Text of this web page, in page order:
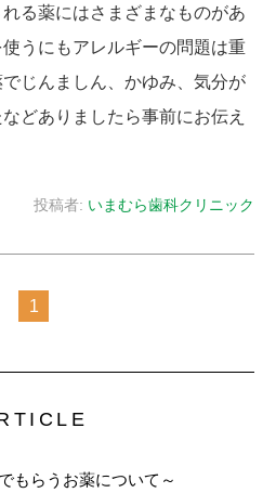
る薬にはさまざまなものがあ
うにもアレルギーの問題は重
じんましん、かゆみ、気分が
どありましたら事前にお伝え
投稿者: いまむら歯科クリニック
1
もらうお薬について～